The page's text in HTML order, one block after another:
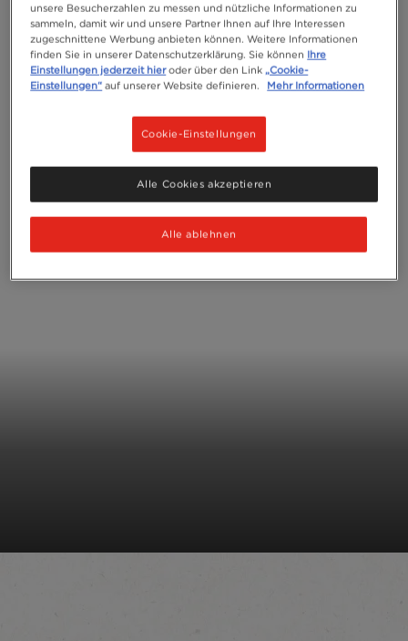
unsere Besucherzahlen zu messen und nützliche Informationen zu
sammeln, damit wir und unsere Partner Ihnen auf Ihre Interessen
zugeschnittene Werbung anbieten können. Weitere Informationen
finden Sie in unserer Datenschutzerklärung. Sie können Ihre
Einstellungen jederzeit hieroder über den Link„Cookie-
Einstellungen“ auf unserer Website definieren. Mehr Informationen
Cookie-Einstellungen
Alle ablehnen
Alle Cookies akzeptieren